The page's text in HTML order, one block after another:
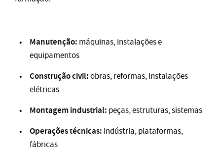
Manutenção: máquinas, instalações e
equipamentos
Construção civil:obras, reformas, instalações
elétricas
Montagem industrial: peças, estruturas, sistemas
Operações técnicas: indústria, plataformas,
fábricas